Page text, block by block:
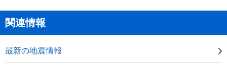
関連情報
最新の地震情報